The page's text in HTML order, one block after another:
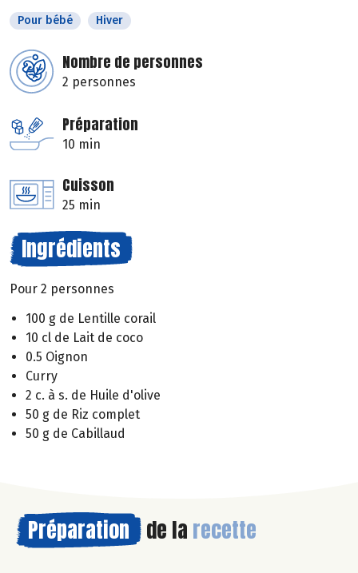
Pour bébé Hiver
Nombre de personnes
2 personnes
Préparation
10 min
Cuisson
25 min
Ingrédients
Pour 2 personnes
100 g de Lentille corail
10 cl de Lait de coco
0.5 Oignon
Curry
2 c. à s. de Huile d'olive
50 g de Riz complet
50 g de Cabillaud
Préparation de la recette